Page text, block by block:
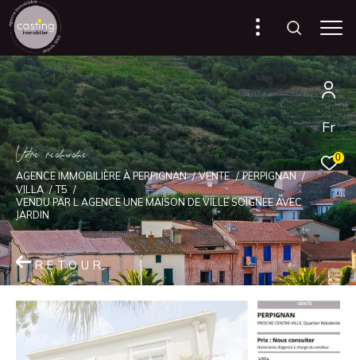
Fr
0
Vore recece
AGENCE IMMOBILIÈRE À PERPIGNAN VENTE
PERPIGNAN
VILLA
T5
VENDU PAR L AGENCE UNE MAISON DE VILLE SOIGNEE AVEC
JARDIN
RETOUR